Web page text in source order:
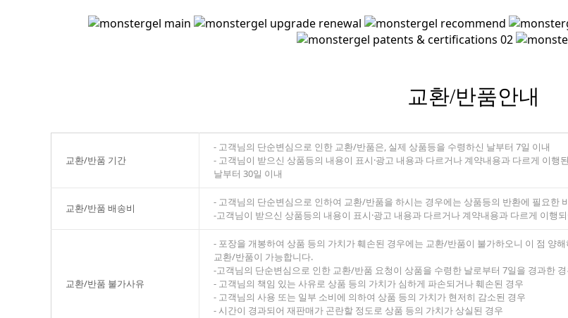
교환/반품안내
교환/반품 기간
- 고객님의 단순변심으로 인한 교환/반품은, 실제 상품등을 수령하신 날부터 7일 이내
- 고객님이 받으신 상품등의 내용이 표시·광고 내용과 다르거나 계약내용과 다르게 이
날부터 30일 이내
교환/반품 배송비
- 고객님의 단순변심으로 인하여 교환/반품을 하시는 경우에는 상품등의 반환에 필요한
-고객님이 받으신 상품등의 내용이 표시·광고 내용과 다르거나 계약내용과 다르게 이
교환/반품 불가사유
- 포장을 개봉하여 상품 등의 가치가 훼손된 경우에는 교환/반품이 불가하오니 이 점 양
교환/반품이 가능합니다.
-고객님의 단순변심으로 인한 교환/반품 요청이 상품을 수령한 날로부터 7일을 경과한
- 고객님의 책임 있는 사유로 상품 등의 가치가 심하게 파손되거나 훼손된 경우
- 고객님의 사용 또는 일부 소비에 의하여 상품 등의 가치가 현저히 감소된 경우
- 시간이 경과되어 재판매가 곤란할 정도로 상품 등의 가치가 상실된 경우